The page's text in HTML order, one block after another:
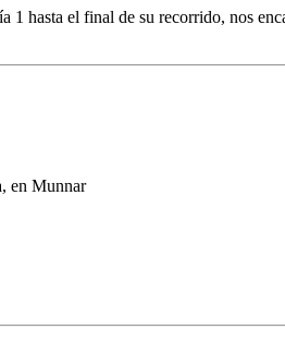
hasta el final de su recorrido, nos
en Munnar